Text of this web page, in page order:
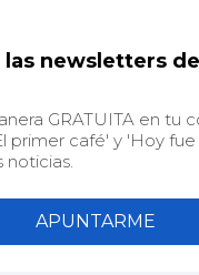
las newsletters de
GRATUITA en tu
primer café' y 'Hoy
noticias.
APUNTARME